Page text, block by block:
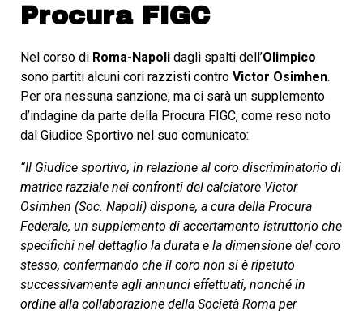
Procura FIGC
Nel corso di Roma-Napoli dagli spalti dell’Olimpico
sono partiti alcuni cori razzisti contro Victor Osimhen.
Per ora nessuna sanzione, ma ci sarà un supplemento
d’indagine da parte della Procura FIGC, come reso noto
dal Giudice Sportivo nel suo comunicato:
“Il Giudice sportivo, in relazione al coro discriminatorio di
matrice razziale nei confronti del calciatore Victor
Osimhen (Soc. Napoli) dispone, a cura della Procura
Federale, un supplemento di accertamento istruttorio che
specifichi nel dettaglio la durata e la dimensione del coro
stesso, confermando che il coro non si è ripetuto
successivamente agli annunci effettuati, nonché in
ordine alla collaborazione della Società Roma per